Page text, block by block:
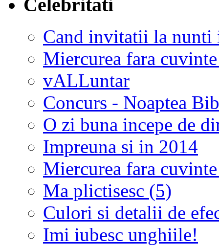
Celebritati
Cand invitatii la nunti
Miercurea fara
vALLuntar
Concurs - Noaptea
O zi buna incepe de
Impreuna si in 2014
Miercurea fara
Ma plictisesc (5)
Culori si detalii de
Imi iubesc unghiile!